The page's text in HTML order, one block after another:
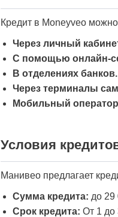
Кредит в Moneyveo
Через личный
С помощью онлайн-
В отделениях банков.
Через терминалы
Мобильный
Условия
Манивео предлагает
Сумма кредита: до 29
Срок кредита: От 1 до